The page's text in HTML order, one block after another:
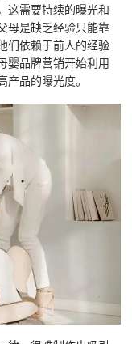
这需要持续的曝光和
母是缺乏经验只能靠
们依赖于前人的经验
婴品牌营销开始利用
产品的曝光度。